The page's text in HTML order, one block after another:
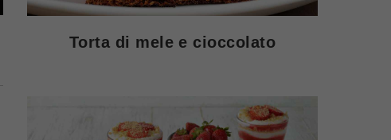
Torta di mele e cioccolato